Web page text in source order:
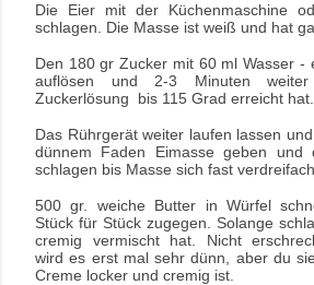
Die Eier mit der Küchenmaschine
schlagen. Die Masse ist weiß und hat
Den 180 gr Zucker mit 60 ml Wasser -
auflösen und 2-3 Minuten
Zuckerlösung bis 115 Grad erreicht hat.
Das Rührgerät weiter laufen lassen
dünnem Faden Eimasse geben und
schlagen bis Masse sich fast
500 gr. weiche Butter in Würfel
Stück für Stück zugegen. Solange
cremig vermischt hat. Nicht
wird es erst mal sehr dünn, aber du
Creme locker und cremig ist.